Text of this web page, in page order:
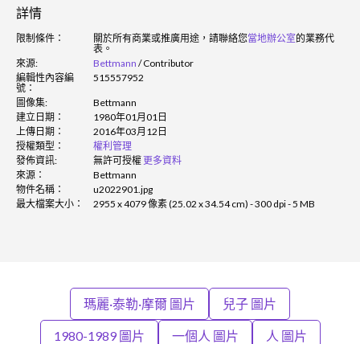
詳情
限制條件： 關於所有商業或推廣用途，請聯絡您當地辦公室的業務代
表。
來源:
Bettmann /Contributor
編輯性內容編
號：
515557952
圖像集:
Bettmann
建立日期：
1980年01月01日
上傳日期：
2016年03月12日
授權類型：
權利管理
發佈資訊:
無許可授權更多資料
來源：
Bettmann
物件名稱：
u2022901.jpg
最大檔案大小：
2955 x 4079 像素 (25.02 x 34.54 cm) - 300 dpi - 5 MB
瑪麗·泰勒·摩爾 圖片 兒子 圖片
1980-1989 圖片 一個人 圖片 人 圖片